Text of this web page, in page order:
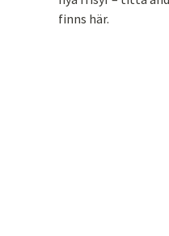
finns här.